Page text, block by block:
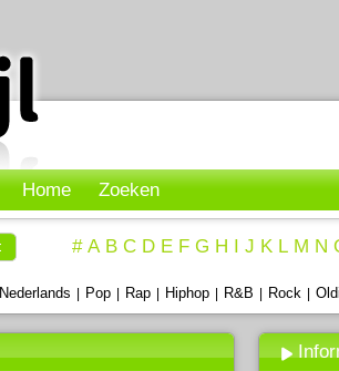
Home Zoeken
# A B C D E F G H I J K L M N
Nederlands Pop Rap Hiphop R&B Rock